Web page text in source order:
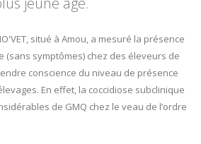
situé à Amou, a mesuré la présence
(sans symptômes) chez des éleveurs de
conscience du niveau de présence
En effet, la coccidiose subclinique
de GMQ chez le veau de l’ordre